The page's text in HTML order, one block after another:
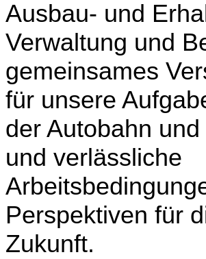
Ausbau- und
Verwaltung und
gemeinsames
für unsere
der Autobahn
und verlässliche
Perspektiven für
Zukunft.